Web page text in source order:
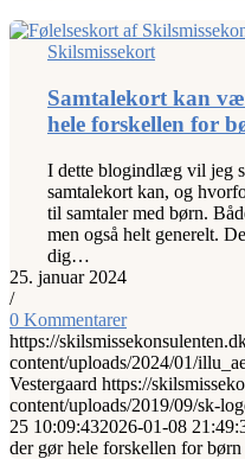
Skilsmissekort
Samtalekort kan
hele forskellen for
I dette blogindlæg vil jeg
samtalekort kan, og
til samtaler med børn.
men også helt generelt.
dig…
25. januar 2024
/
0 Kommentarer
https://
content/uploads/2024/01/
Vestergaard https://
content/uploads/2019/09/sk-
25 10:09:432026-01-08
der gør hele forskellen for